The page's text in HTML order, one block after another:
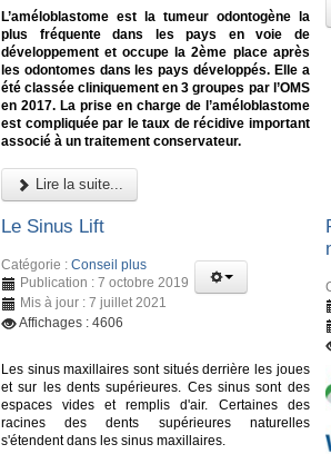
L’améloblastome est la tumeur odontogène la
plus fréquente dans les pays en voie de
développement et occupe la 2ème place après
les odontomes dans les pays développés. Elle a
été classée cliniquement en 3 groupes par l’OMS
en 2017. La prise en charge de l’améloblastome
est compliquée par le taux de récidive important
associé à un traitement conservateur.
Lire la suite...
Le Sinus Lift
Catégorie : Conseil plus
Publication : 7 octobre 2019
Mis à jour : 7 juillet 2021
Affichages : 4606
Les sinus maxillaires sont situés derrière les joues
et sur les dents supérieures. Ces sinus sont des
espaces vides et remplis d'air. Certaines des
racines des dents supérieures naturelles
s'étendent dans les sinus maxillaires.